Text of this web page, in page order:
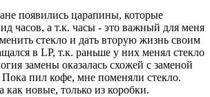
появились царапины, которые
часов, а т.к. часы - это важный для меня
стекло и дать вторую жизнь своим
в LP, т.к. раньше у них менял стекло
замены оказалась схожей с заменой
Пока пил кофе, мне поменяли стекло.
как новые, только из коробки.